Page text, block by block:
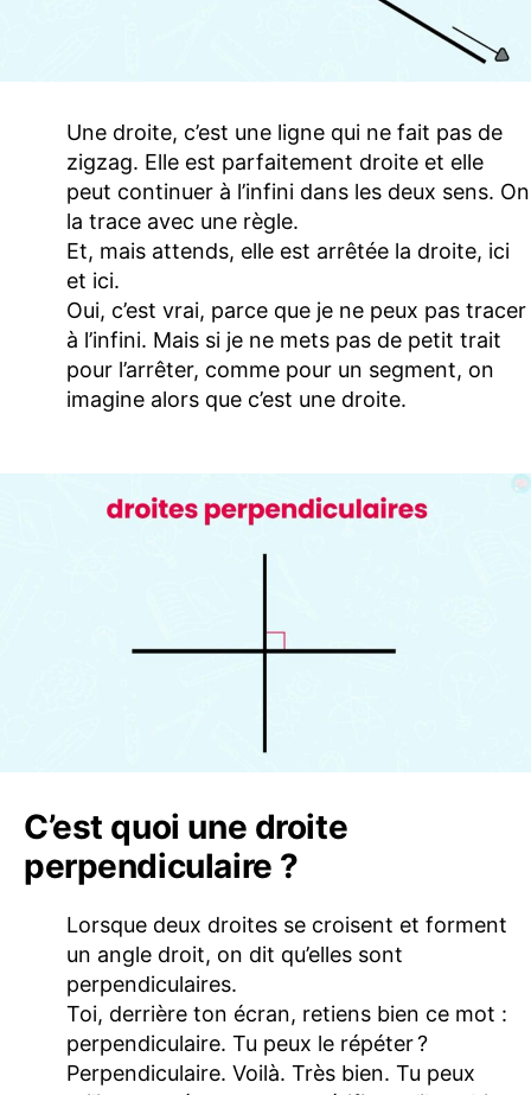
Une droite, c’est une ligne qui ne fait pas de
zigzag. Elle est parfaitement droite et elle
peut continuer à l’infini dans les deux sens. On
la trace avec une règle.
Et, mais attends, elle est arrêtée la droite, ici
et ici.
Oui, c’est vrai, parce que je ne peux pas tracer
à l’infini. Mais si je ne mets pas de petit trait
pour l’arrêter, comme pour un segment, on
imagine alors que c’est une droite.
C’est quoi une droite
perpendiculaire ?
Lorsque deux droites se croisent et forment
un angle droit, on dit qu’elles sont
perpendiculaires.
Toi, derrière ton écran, retiens bien ce mot :
perpendiculaire. Tu peux le répéter ?
Perpendiculaire. Voilà. Très bien. Tu peux